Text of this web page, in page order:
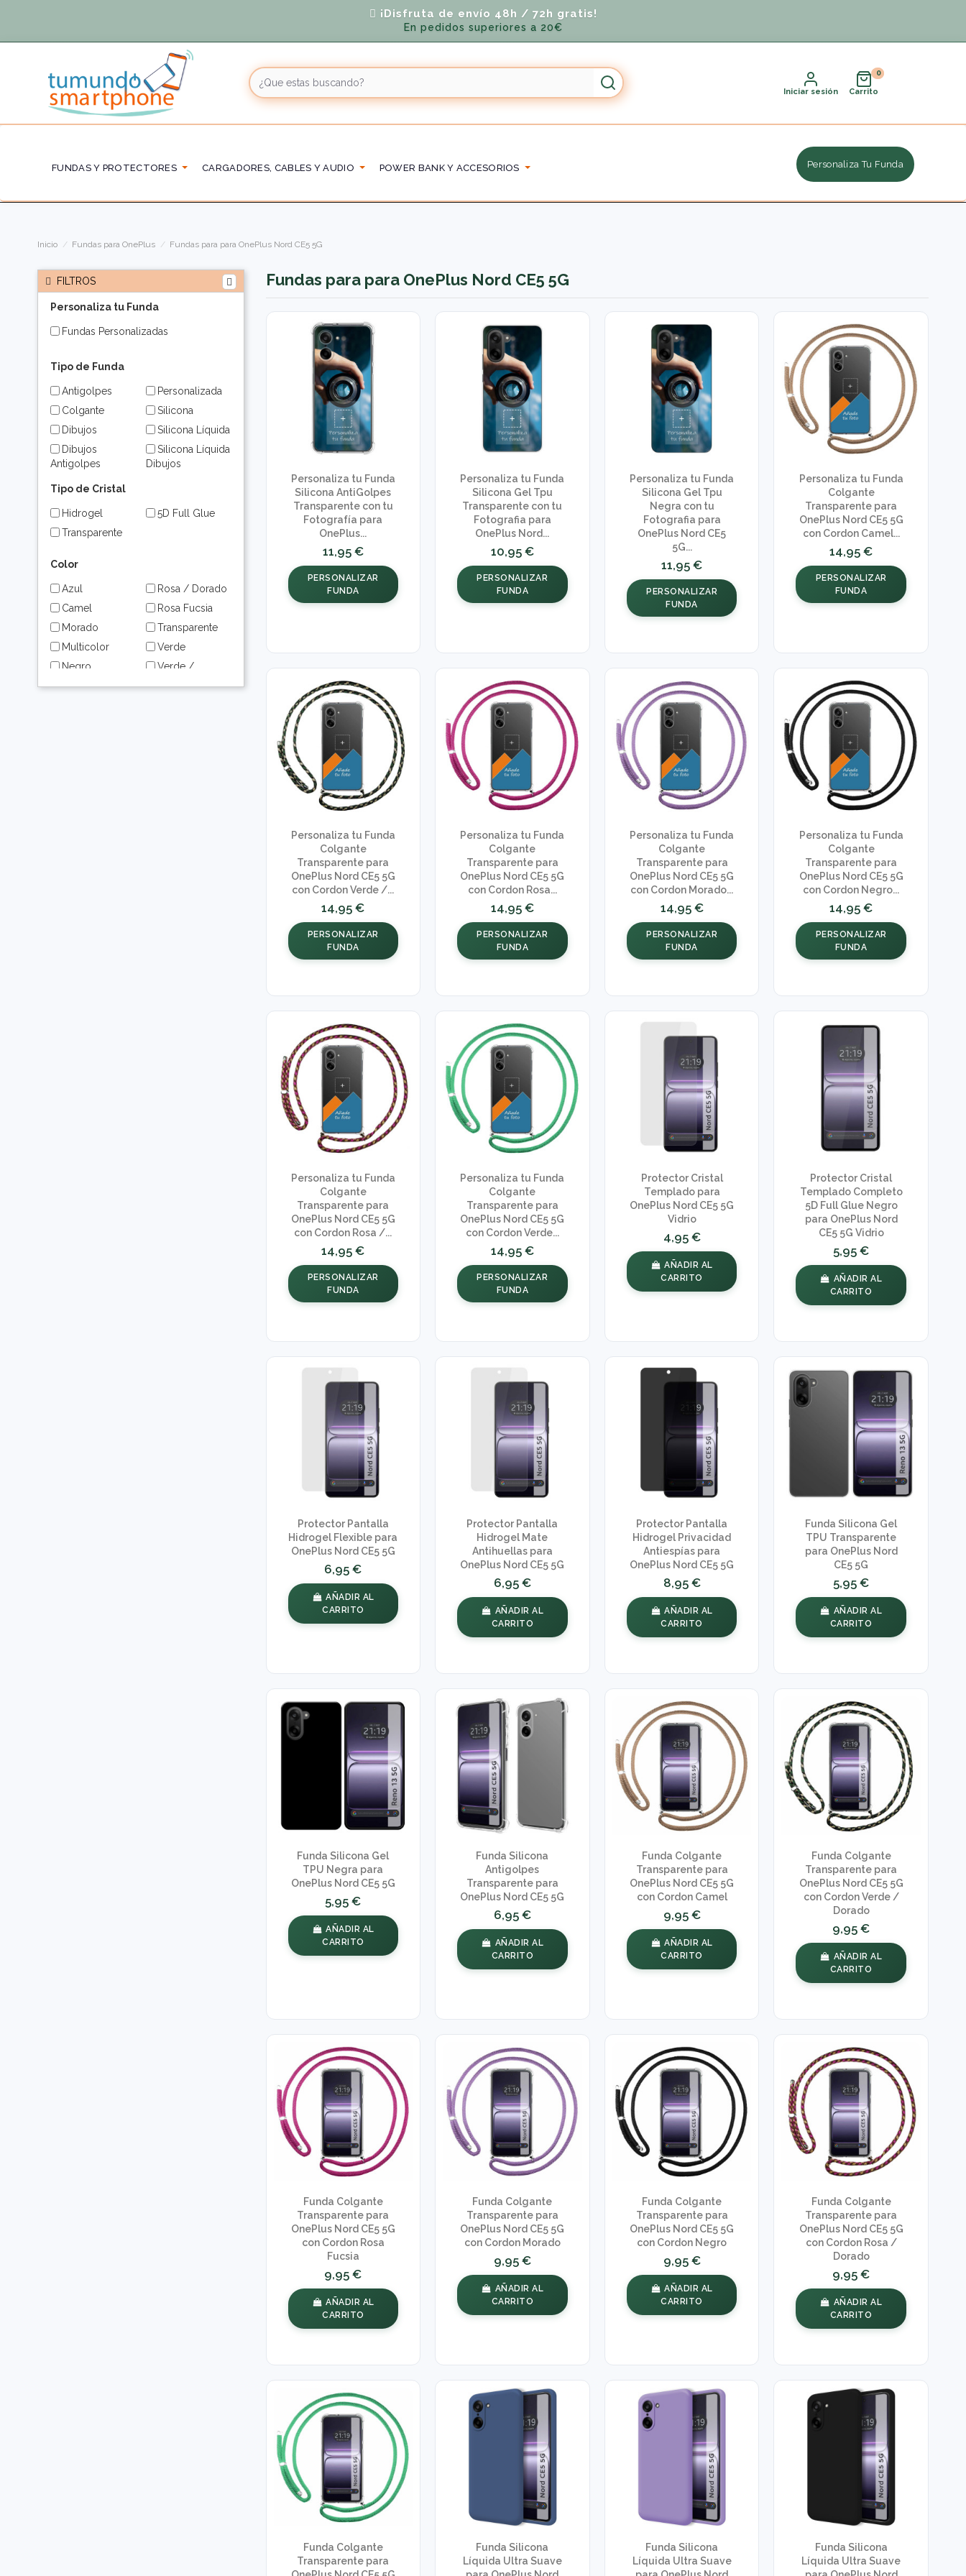
¡Disfruta de envío 48h / 72h gratis!
En pedidos superiores a 20€
Iniciar sesión Carrito
FUNDAS Y PROTECTORES CARGADORES, CABLES Y AUDIO POWER BANK Y ACCESORIOS Personaliza Tu Funda
Inicio Fundas para OnePlus Fundas para para OnePlus Nord CE5 5G
Fundas para para OnePlus Nord CE5 5G
Personaliza tu Funda
Silicona AntiGolpes
Transparente con tu
Fotografía para
OnePlus...
11,95 €
PERSONALIZAR
FUNDA
Personaliza tu Funda
Silicona Gel Tpu
Transparente con tu
Fotografia para
OnePlus Nord...
10,95 €
PERSONALIZAR
FUNDA
Personaliza tu Funda
Silicona Gel Tpu
Negra con tu
Fotografia para
OnePlus Nord CE5
5G...
11,95 €
PERSONALIZAR
FUNDA
Personaliza tu Funda
Colgante
Transparente para
OnePlus Nord CE5 5G
con Cordon Camel...
14,95 €
PERSONALIZAR
FUNDA
Personaliza tu Funda
Colgante
Transparente para
OnePlus Nord CE5 5G
con Cordon Verde /...
14,95 €
PERSONALIZAR
FUNDA
Personaliza tu Funda
Colgante
Transparente para
OnePlus Nord CE5 5G
con Cordon Rosa...
14,95 €
PERSONALIZAR
FUNDA
Personaliza tu Funda
Colgante
Transparente para
OnePlus Nord CE5 5G
con Cordon Morado...
14,95 €
PERSONALIZAR
FUNDA
Personaliza tu Funda
Colgante
Transparente para
OnePlus Nord CE5 5G
con Cordon Negro...
14,95 €
PERSONALIZAR
FUNDA
Personaliza tu Funda
Colgante
Transparente para
OnePlus Nord CE5 5G
con Cordon Rosa /...
14,95 €
PERSONALIZAR
FUNDA
Personaliza tu Funda
Colgante
Transparente para
OnePlus Nord CE5 5G
con Cordon Verde...
14,95 €
PERSONALIZAR
FUNDA
Protector Cristal
Templado para
OnePlus Nord CE5 5G
Vidrio
4,95 €
AÑADIR AL
CARRITO
Protector Cristal
Templado Completo
5D Full Glue Negro
para OnePlus Nord
CE5 5G Vidrio
5,95 €
AÑADIR AL
CARRITO
Protector Pantalla
Hidrogel Flexible para
OnePlus Nord CE5 5G
6,95 €
AÑADIR AL
CARRITO
Protector Pantalla
Hidrogel Mate
Antihuellas para
OnePlus Nord CE5 5G
6,95 €
AÑADIR AL
CARRITO
Protector Pantalla
Hidrogel Privacidad
Antiespías para
OnePlus Nord CE5 5G
8,95 €
AÑADIR AL
CARRITO
Funda Silicona Gel
TPU Transparente
para OnePlus Nord
CE5 5G
5,95 €
AÑADIR AL
CARRITO
Funda Silicona Gel
TPU Negra para
OnePlus Nord CE5 5G
5,95 €
AÑADIR AL
CARRITO
Funda Silicona
Antigolpes
Transparente para
OnePlus Nord CE5 5G
6,95 €
AÑADIR AL
CARRITO
Funda Colgante
Transparente para
OnePlus Nord CE5 5G
con Cordon Camel
9,95 €
AÑADIR AL
CARRITO
Funda Colgante
Transparente para
OnePlus Nord CE5 5G
con Cordon Verde /
Dorado
9,95 €
AÑADIR AL
CARRITO
Funda Colgante
Transparente para
OnePlus Nord CE5 5G
con Cordon Rosa
Fucsia
9,95 €
AÑADIR AL
CARRITO
Funda Colgante
Transparente para
OnePlus Nord CE5 5G
con Cordon Morado
9,95 €
AÑADIR AL
CARRITO
Funda Colgante
Transparente para
OnePlus Nord CE5 5G
con Cordon Negro
9,95 €
AÑADIR AL
CARRITO
Funda Colgante
Transparente para
OnePlus Nord CE5 5G
con Cordon Rosa /
Dorado
9,95 €
AÑADIR AL
CARRITO
Funda Colgante
Transparente para
Funda Silicona
Líquida Ultra Suave
Funda Silicona
Líquida Ultra Suave
Funda Silicona
Líquida Ultra Suave
FILTROS
Personaliza tu Funda
Fundas Personalizadas
Tipo de Funda
Antigolpes
Colgante
Dibujos
Dibujos
Antigolpes
Dibujos
Transparente
Personalizada
Silicona
Silicona Líquida
Silicona Líquida
Dibujos
Tipo de Cristal
Hidrogel
Transparente
5D Full Glue
Color
Azul
Camel
Morado
Multicolor
Negro
Rojo
Rosa / Dorado
Rosa Fucsia
Transparente
Verde
Verde /